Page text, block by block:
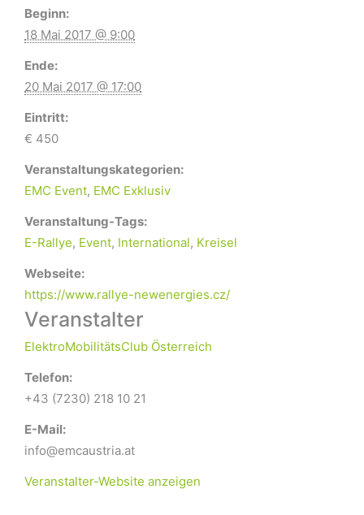
Beginn:
18 Mai 2017 @ 9:00
Ende:
20 Mai 2017 @ 17:00
Eintritt:
€ 450
Veranstaltungskategorien:
EMC Event, EMC Exklusiv
Veranstaltung-Tags:
E-Rallye, Event, International, Kreisel
Webseite:
https://www.rallye-newenergies.cz/
Veranstalter
ElektroMobilitätsClub Österreich
Telefon:
+43 (7230) 218 10 21
E-Mail:
info@emcaustria.at
Veranstalter-Website anzeigen